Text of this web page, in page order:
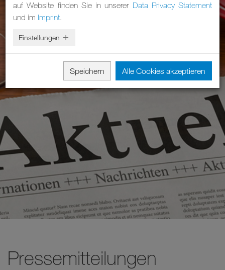
Pressemitteilungen
auf Website finden Sie in unserer Data Privacy Statement
und im Imprint.
Einstellungen
Speichern Alle Cookies akzeptieren